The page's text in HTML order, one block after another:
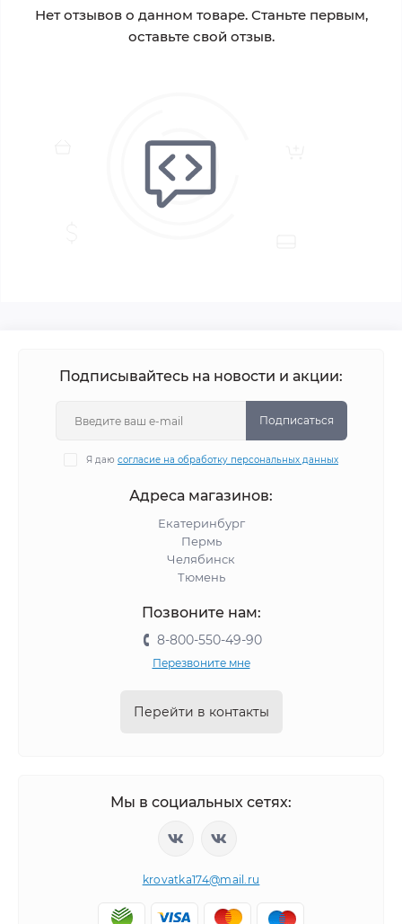
Нет отзывов о данном товаре. Станьте первым,
оставьте свой отзыв.
Подписывайтесь на новости и акции:
Подписаться
Я даю согласие на обработку персональных данных
Адреса магазинов:
Екатеринбург
Пермь
Челябинск
Тюмень
Позвоните нам:
8-800-550-49-90
Перезвоните мне
Перейти в контакты
Мы в социальных сетях:
krovatka174@mail.ru